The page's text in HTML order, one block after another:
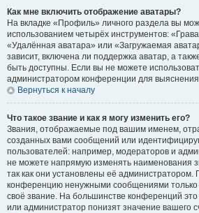
Как мне включить отображение аватары?
На вкладке «Профиль» личного раздела вы
использованием четырёх инструментов:
«Удалённая аватара» или «Загружаемая
зависит, включена ли поддержка аватар, а
быть доступны. Если вы не можете
администратором конференции для
Вернуться к началу
Что такое звание и как я могу изменить его?
Звания, отображаемые под вашим именем,
созданных вами сообщений или
пользователей: например, модераторов и
не можете напрямую изменять наименования
так как они установлены её администратором.
конференцию ненужными сообщениями только
своё звание. На большинстве конференций
или администратор понизят значение вашего